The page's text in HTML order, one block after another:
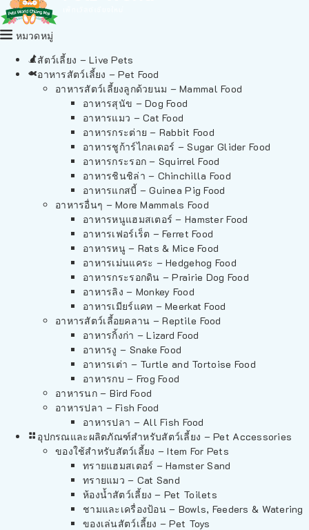
หมวดหมู่
สัตว์เลี้ยง – Live Pets
อาหารสัตว์เลี้ยง – Pet Food
อาหารสัตว์เลี้ยงลูกด้วยนม – Mammal Food
อาหารสุนัข – Dog Food
อาหารแมว – Cat Food
อาหารกระต่าย – Rabbit Food
อาหารชูก้าร์ไกลเดอร์ – Sugar Glider Food
อาหารกระรอก – Squirrel Food
อาหารชินชิล่า – Chinchilla Food
อาหารแกสบี้ – Guinea Pig Food
อาหารอื่นๆ – More Mammals Food
อาหารหนูแฮมสเตอร์ – Hamster Food
อาหารเฟอร์เร็ต – Ferret Food
อาหารหนู – Rats & Mice Food
อาหารเม่นแคระ – Hedgehog Food
อาหารกระรอกดิน – Prairie Dog Food
อาหารลิง – Monkey Food
อาหารเมียร์แคท – Meerkat Food
อาหารสัตว์เลี้อยคลาน – Reptile Food
อาหารกิ้งก่า – Lizard Food
อาหารงู – Snake Food
อาหารเต่า – Turtle and Tortoise Food
อาหารกบ – Frog Food
อาหารนก – Bird Food
อาหารปลา – Fish Food
อาหารปลา – All Fish Food
อุปกรณและผลิตภัณฑ์สำหรับสัตว์เลี้ยง – Pet Accessories
ของใช้สำหรับสัตว์เลี้ยง – Item For Pets
ทรายแฮมสเตอร์ – Hamster Sand
ทรายแมว – Cat Sand
ห้องน้ำสัตว์เลี้ยง – Pet Toilets
ชามและเครื่องป้อน – Bowls, Feeders & Watering
ของเล่นสัตว์เลี้ยง – Pet Toys